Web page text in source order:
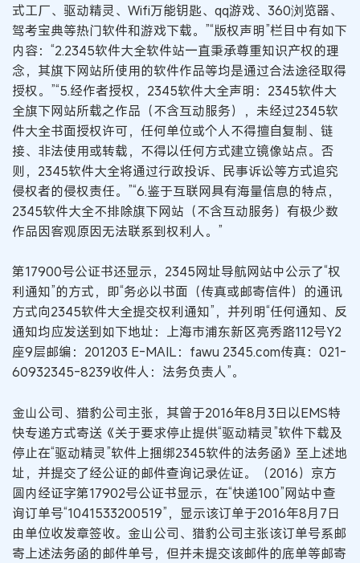
式工厂、驱动精灵、Wifi万能钥匙、qq游戏、360浏览器、
驾考宝典等热门软件和游戏下载。”“版权声明”栏目中有如下
内容：“2.2345软件大全软件站一直秉承尊重知识产权的理
念，其旗下网站所使用的软件作品等均是通过合法途径取得
授权。”“5.经作者授权，2345软件大全声明：2345软件大
全旗下网站所载之作品（不含互动服务），未经过2345软
件大全书面授权许可，任何单位或个人不得擅自复制、链
接、非法使用或转载，不得以任何方式建立镜像站点。否
则，2345软件大全将通过行政投诉、民事诉讼等方式追究
侵权者的侵权责任。”“6.鉴于互联网具有海量信息的特点，
2345软件大全不排除旗下网站（不含互动服务）有极少数
作品因客观原因无法联系到权利人。”
第17900号公证书还显示，2345网址导航网站中公示了“权
利通知”的方式，即“务必以书面（传真或邮寄信件）的通讯
方式向2345软件大全提交权利通知”，并列明“任何通知、反
通知均应发送到如下地址：上海市浦东新区亮秀路112号Y2
座9层邮编：201203 E-MAIL：fawu 2345.com传真：021-
60932345-8239收件人：法务负责人”。
金山公司、猎豹公司主张，其曾于2016年8月3日以EMS特
快专递方式寄送《关于要求停止提供“驱动精灵”软件下载及
停止在“驱动精灵”软件上捆绑2345软件的法务函》至上述地
址，并提交了经公证的邮件查询记录佐证。（2016）京方
圆内经证字第17902号公证书显示，在“快递100”网站中查
询订单号“1041533200519”，显示该订单于2016年8月7日
由单位收发章签收。金山公司、猎豹公司主张该订单号系邮
寄上述法务函的邮件单号，但并未提交该邮件的底单等邮寄